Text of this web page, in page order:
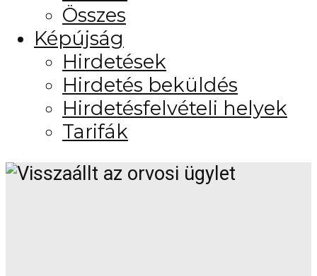
Összes
Képújság
Hirdetések
Hirdetés beküldés
Hirdetésfelvételi helyek
Tarifák